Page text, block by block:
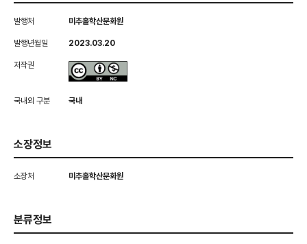
발행처 미추홀학산문화원
발행년월일 2023.03.20
저작권
국내외 구분 국내
소장정보
소장처 미추홀학산문화원
분류정보